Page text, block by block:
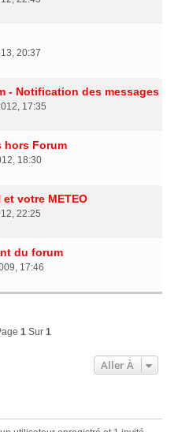
20:37
- Notification des messages
17:35
hors Forum
18:30
et votre METEO
22:25
du forum
17:46
1 Sur 1
Aller À